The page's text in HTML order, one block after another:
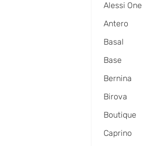
Alessi One
Antero
Basal
Base
Bernina
Birova
Boutique
Caprino